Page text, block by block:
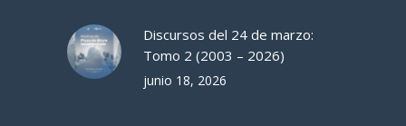
Discursos del 24 de marzo:
Tomo 2 (2003 – 2026)
junio 18, 2026